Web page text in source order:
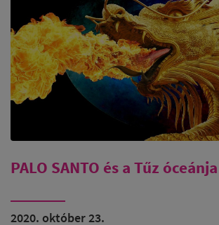
PALO SANTO és a Tűz óceánja
2020. október 23.